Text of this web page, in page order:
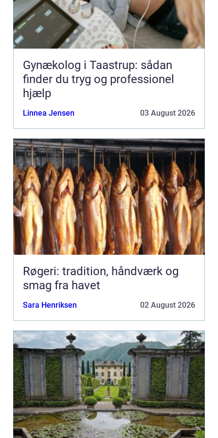
Gynækolog i Taastrup: sådan
finder du tryg og professionel
hjælp
Linnea Jensen 03 August 2026
Røgeri: tradition, håndværk og
smag fra havet
Sara Henriksen 02 August 2026